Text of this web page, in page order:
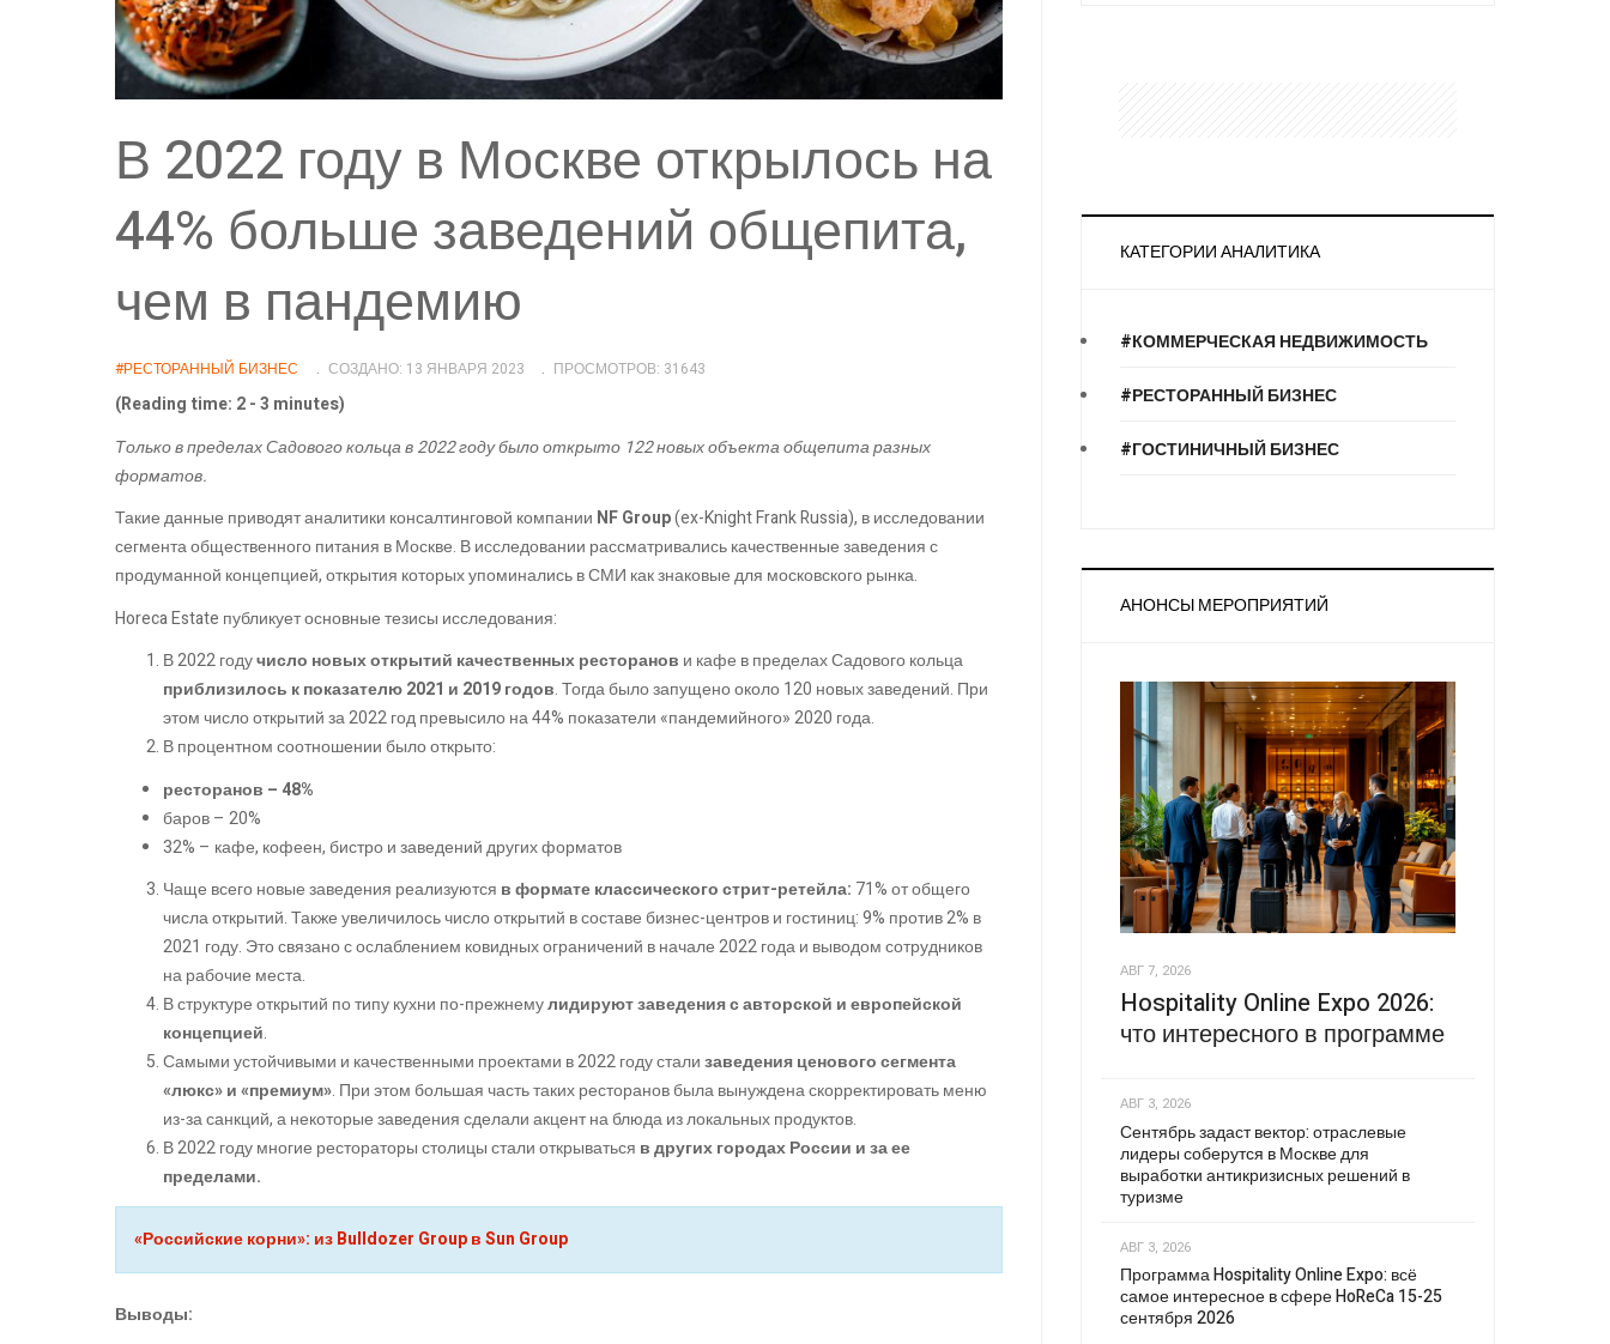
В 2022 году в Москве открылось на
44% больше заведений общепита,
чем в пандемию
#РЕСТОРАННЫЙ БИЗНЕС СОЗДАНО: 13 ЯНВАРЯ 2023 ПРОСМОТРОВ: 31643
(Reading time: 2 - 3 minutes)
Только в пределах Садового кольца в 2022 году было открыто 122 новых объекта общепита разных
форматов.
Такие данные приводят аналитики консалтинговой компании NF Group(ex-Knight Frank Russia), в исследовании
сегмента общественного питания в Москве. В исследовании рассматривались качественные заведения с
продуманной концепцией, открытия которых упоминались в СМИ как знаковые для московского рынка.
Horeca Estate публикует основные тезисы исследования:
В 2022 годучисло новых открытий качественных ресторанов и кафе в пределах Садового кольца
приблизилось к показателю 2021 и 2019 годов. Тогда было запущено около 120 новых заведений. При
этом число открытий за 2022 год превысило на 44% показатели «пандемийного» 2020 года.
В процентном соотношении было открыто:
ресторанов – 48%
баров – 20%
32% – кафе, кофеен, бистро и заведений других форматов
Чаще всего новые заведения реализуются в формате классического стрит-ретейла: 71% от общего
числа открытий. Также увеличилось число открытий в составе бизнес-центров и гостиниц: 9% против 2% в
2021 году. Это связано с ослаблением ковидных ограничений в начале 2022 года и выводом сотрудников
на рабочие места.
В структуре открытий по типу кухни по-прежнемулидируют заведения с авторской и европейской
концепцией.
Самыми устойчивыми и качественными проектами в 2022 году стализаведения ценового сегмента
«люкс» и «премиум». При этом большая часть таких ресторанов была вынуждена скорректировать меню
из-за санкций, а некоторые заведения сделали акцент на блюда из локальных продуктов.
В 2022 году многие рестораторы столицы стали открываться в других городах России и за ее
пределами.
«Российские корни»: из Bulldozer Group в Sun Group
Выводы:
КАТЕГОРИИ АНАЛИТИКА
#КОММЕРЧЕСКАЯ НЕДВИЖИМОСТЬ
#РЕСТОРАННЫЙ БИЗНЕС
#ГОСТИНИЧНЫЙ БИЗНЕС
АНОНСЫ МЕРОПРИЯТИЙ
АВГ 7, 2026
Hospitality Online Expo 2026:
что интересного в программе
АВГ 3, 2026
Сентябрь задаст вектор: отраслевые
лидеры соберутся в Москве для
выработки антикризисных решений в
туризме
АВГ 3, 2026
Программа Hospitality Online Expo: всё
самое интересное в сфере HoReCa 15-25
сентября 2026